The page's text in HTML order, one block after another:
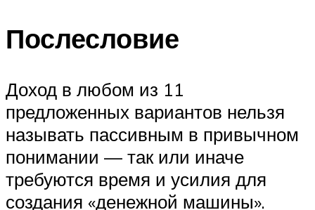
Послесловие
Доход в любом из 11
предложенных вариантов нельзя
называть пассивным в привычном
понимании — так или иначе
требуются время и усилия для
создания «денежной машины».